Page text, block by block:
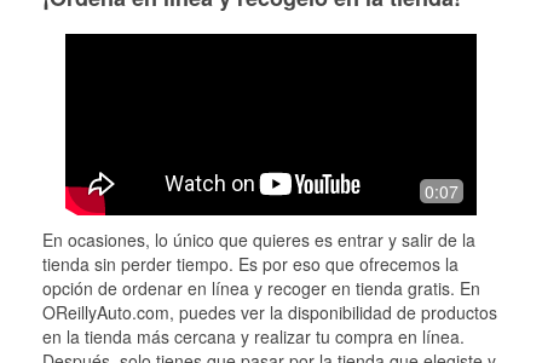
0:07
En ocasiones, lo único que quieres es entrar y salir de la
tienda sin perder tiempo. Es por eso que ofrecemos la
opción de ordenar en línea y recoger en tienda gratis. En
OReillyAuto.com, puedes ver la disponibilidad de productos
en la tienda más cercana y realizar tu compra en línea.